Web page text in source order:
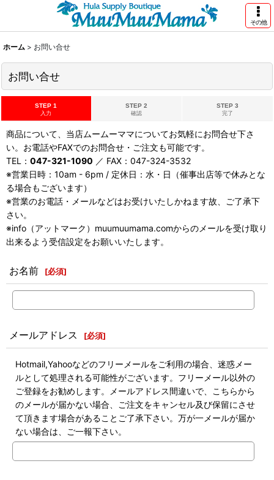
その他
ホーム > お問い合せ
お問い合せ
STEP 1
入力
STEP 2
確認
STEP 3
完了
商品について、当店ムームーママについてお気軽にお問合せ下さ
い。お電話やFAXでのお問合せ・ご注文も可能です。
TEL： 047-321-1090 ／ FAX：047-324-3532
※営業日時：10am - 6pm / 定休日：水・日（催事出店等で休みとな
る場合もございます）
※営業のお電話・メールなどはお受けいたしかねます故、ご了承下
さい。
※info（アットマーク）muumuumama.comからのメールを受け取り
出来るよう受信設定をお願いいたします。
お名前 [必須]
メールアドレス [必須]
Hotmail,Yahooなどのフリーメールをご利用の場合、迷惑メー
ルとして処理される可能性がございます。フリーメール以外の
ご登録をお勧めします。メールアドレス間違いで、こちらから
のメールが届かない場合、ご注文をキャンセル及び保留にさせ
て頂きます場合があることご了承下さい。万が一メールが届か
ない場合は、ご一報下さい。